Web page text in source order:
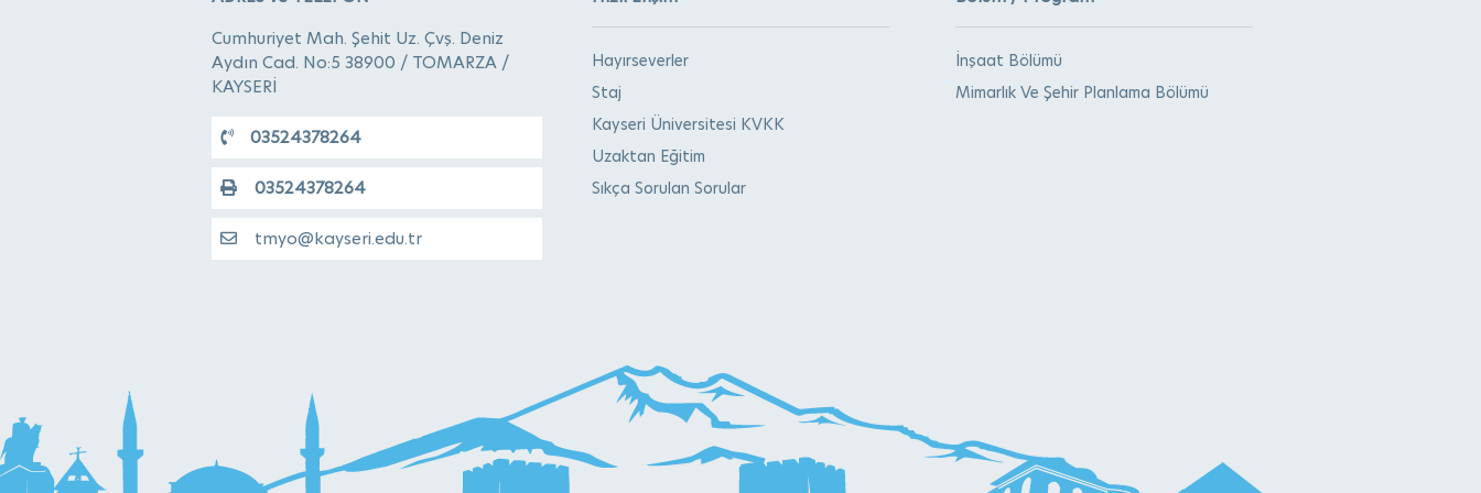
Cumhuriyet Mah. Şehit Uz. Çvş. Deniz
Aydın Cad. No:5 38900 / TOMARZA /
KAYSERİ
03524378264
03524378264
tmyo@kayseri.edu.tr
Hayırseverler
Staj
Kayseri Üniversitesi KVKK
Uzaktan Eğitim
Sıkça Sorulan Sorular
İnşaat Bölümü
Mimarlık Ve Şehir Planlama Bölümü